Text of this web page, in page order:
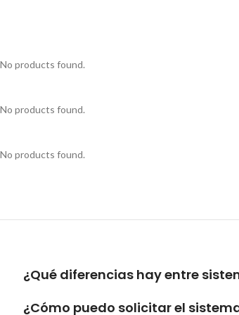
No products found.
No products found.
No products found.
¿Qué diferencias hay entre
¿Cómo puedo solicitar el